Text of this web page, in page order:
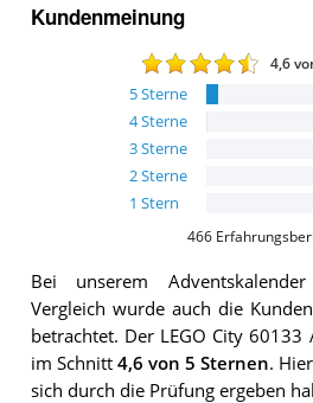
Kundenmeinung
4,6
5Sterne
4Sterne
3Sterne
2Sterne
1 Stern
466
Bei unserem
Vergleich wurde auch die
betrachtet. Der LEGO City 60133
im Schnitt 4,6 von 5 Sternen.
sich durch die Prüfung ergeben